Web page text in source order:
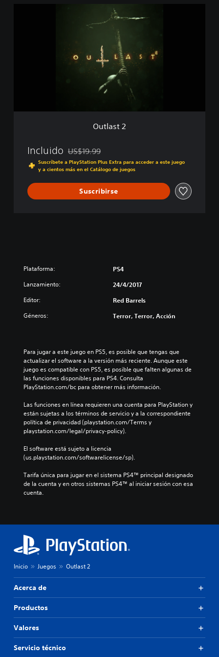
Outlast 2
Incluido Rebajado del precio original de US$19.99
US$19.99
Suscríbete a PlayStation Plus Extra para acceder a este juego
y a cientos más en el Catálogo de juegos
Suscribirse
Plataforma: PS4
Lanzamiento: 24/4/2017
Editor: Red Barrels
Géneros: Terror, Terror, Acción
Para jugar a este juego en PS5, es posible que tengas que
actualizar el software a la versión más reciente. Aunque este
juego es compatible con PS5, es posible que falten algunas de
las funciones disponibles para PS4. Consulta
PlayStation.com/bc para obtener más información.
Las funciones en línea requieren una cuenta para PlayStation y
están sujetas a los términos de servicio y a la correspondiente
política de privacidad (playstation.com/Terms y
playstation.com/legal/privacy-policy).
El software está sujeto a licencia
(us.playstation.com/softwarelicense/sp).
Tarifa única para jugar en el sistema PS4™ principal designado
de la cuenta y en otros sistemas PS4™ al iniciar sesión con esa
cuenta.
Inicio Juegos Outlast 2
Acerca de
Productos
Valores
Servicio técnico